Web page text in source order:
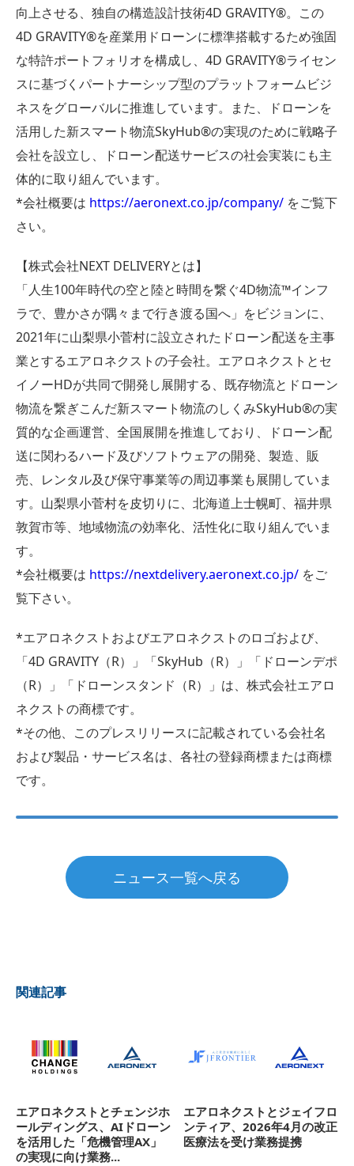
向上させる、独自の構造設計技術4D GRAVITY®︎。この
4D GRAVITY®︎を産業用ドローンに標準搭載するため強固
な特許ポートフォリオを構成し、4D GRAVITY®︎ライセン
スに基づくパートナーシップ型のプラットフォームビジ
ネスをグローバルに推進しています。また、ドローンを
活用した新スマート物流SkyHub®の実現のために戦略子
会社を設立し、ドローン配送サービスの社会実装にも主
体的に取り組んでいます。
*会社概要は https://aeronext.co.jp/company/ をご覧下
さい。
【株式会社NEXT DELIVERYとは】
「人生100年時代の空と陸と時間を繋ぐ4D物流™インフ
ラで、豊かさが隅々まで行き渡る国へ」をビジョンに、
2021年に山梨県小菅村に設立されたドローン配送を主事
業とするエアロネクストの子会社。エアロネクストとセ
イノーHDが共同で開発し展開する、既存物流とドローン
物流を繋ぎこんだ新スマート物流のしくみSkyHub®︎の実
質的な企画運営、全国展開を推進しており、ドローン配
送に関わるハード及びソフトウェアの開発、製造、販
売、レンタル及び保守事業等の周辺事業も展開していま
す。山梨県小菅村を皮切りに、北海道上士幌町、福井県
敦賀市等、地域物流の効率化、活性化に取り組んでいま
す。
*会社概要は https://nextdelivery.aeronext.co.jp/ をご
覧下さい。
*エアロネクストおよびエアロネクストのロゴおよび、
「4D GRAVITY（R）」「SkyHub（R）」「ドローンデポ
（R）」「ドローンスタンド（R）」は、株式会社エアロ
ネクストの商標です。
*その他、このプレスリリースに記載されている会社名
および製品・サービス名は、各社の登録商標または商標
です。
ニュース一覧へ戻る
関連記事
エアロネクストとチェンジホ
ールディングス、AIドローン
を活用した「危機管理AX」
の実現に向け業務...
エアロネクストとジェイフロ
ンティア、2026年4月の改正
医療法を受け業務提携